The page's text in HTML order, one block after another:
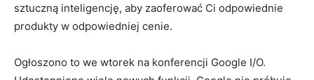
sztuczną inteligencję, aby zaoferować Ci odpowiednie
produkty w odpowiedniej cenie.
Ogłoszono to we wtorek na konferencji Google I/O.